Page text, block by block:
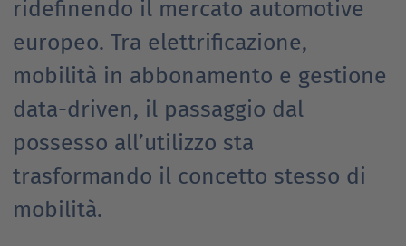
ridefinendo il mercato automotive
europeo. Tra elettrificazione,
mobilità in abbonamento e gestione
data-driven, il passaggio dal
possesso all’utilizzo sta
trasformando il concetto stesso di
mobilità.